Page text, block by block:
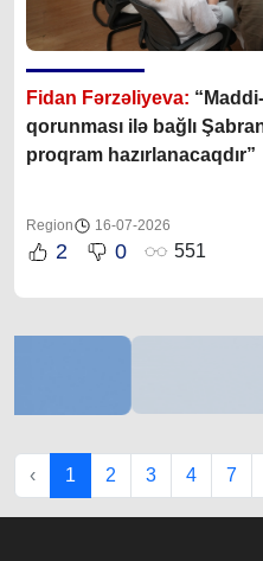
Fidan Fərzəliyeva:
qorunması ilə bağlı
proqram hazırlanacaqdır”
Region 16-07-2026
2 0 551
‹ 1 2 3 4 7